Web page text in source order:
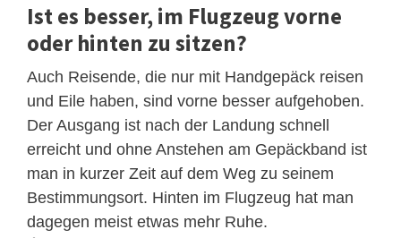
Ist es besser, im Flugzeug vorne
oder hinten zu sitzen?
Auch Reisende, die nur mit Handgepäck reisen
und Eile haben, sind vorne besser aufgehoben.
Der Ausgang ist nach der Landung schnell
erreicht und ohne Anstehen am Gepäckband ist
man in kurzer Zeit auf dem Weg zu seinem
Bestimmungsort. Hinten im Flugzeug hat man
dagegen meist etwas mehr Ruhe.